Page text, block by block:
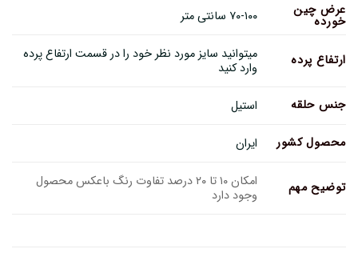
عرض چین
خورده ۷۰-۱۰۰ سانتی متر
ارتفاع پرده میتوانید سایز مورد نظر خود را در قسمت ارتفاع پرده
وارد کنید
جنس حلقه استیل
محصول کشور ایران
توضیح مهم امکان ۱۰ تا ۲۰ درصد تفاوت رنگ باعکس محصول
وجود دارد